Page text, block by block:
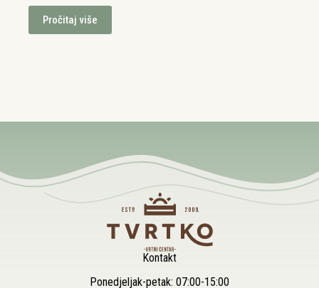
Pročitaj više
Kontakt
Ponedjeljak-petak: 07:00-15:00